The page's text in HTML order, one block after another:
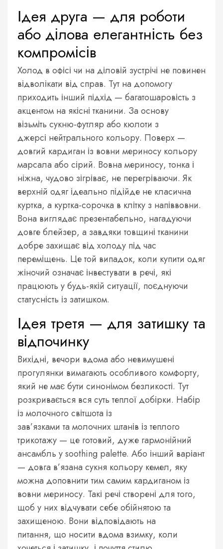
Ідея друга — для роботи
або ділова елегантність без
компромісів
Холод в офісі чи на діловій зустрічі не повинен
відволікати від справ. Тут на допомогу
приходить інший підхід — багатошаровість з
акцентом на якісні тканини. За основу
візьміть сукню-футляр або кюлоти з
джерсі нейтрального кольору. Поверх —
довгий кардиган із вовни мериносу кольору
марсала або сірий. Вовна мериносу, тонка і
ніжна, чудово зігріває, не перегріваючи. Як
верхній одяг ідеально підійде не класична
куртка, а куртка-сорочка в клітку з напіввовни.
Вона виглядає презентабельно, нагадуючи
довге блейзер, а завдяки товщині тканини
добре захищає від холоду під час
переміщень. Це той випадок, коли купити одяг
жіночий означає інвестувати в речі, які
працюють у будь-якій ситуації, поєднуючи
статусність із затишком.
Ідея третя — для затишку та
відпочинку
Вихідні, вечори вдома або невимушені
прогулянки вимагають особливого комфорту,
який не має бути синонімом безликості. Тут
розкривається вся суть теплої добірки. Набір
із молочного світшота із
зав’язками та молочних штанів із теплого
трикотажу — це готовий, дуже гармонійний
ансамбль у soothing palette. Або інший варіант
— довга в’язана сукня кольору кемел, яку
можна доповнити тим самим кардиганом із
вовни мериносу. Такі речі створені для того,
щоб у них відчувати себе обійнятою та
захищеною. Вони відповідають на
питання, що носити вдома взимку, коли